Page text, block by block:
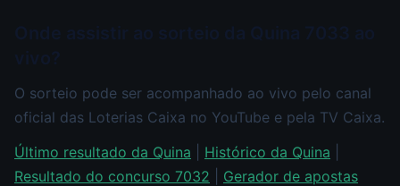
O sorteio pode ser acompanhado ao vivo pelo canal
oficial das Loterias Caixa no YouTube e pela TV Caixa.
Último resultado da Quina
Histórico da Quina
Resultado do concurso 7032
Gerador de apostas